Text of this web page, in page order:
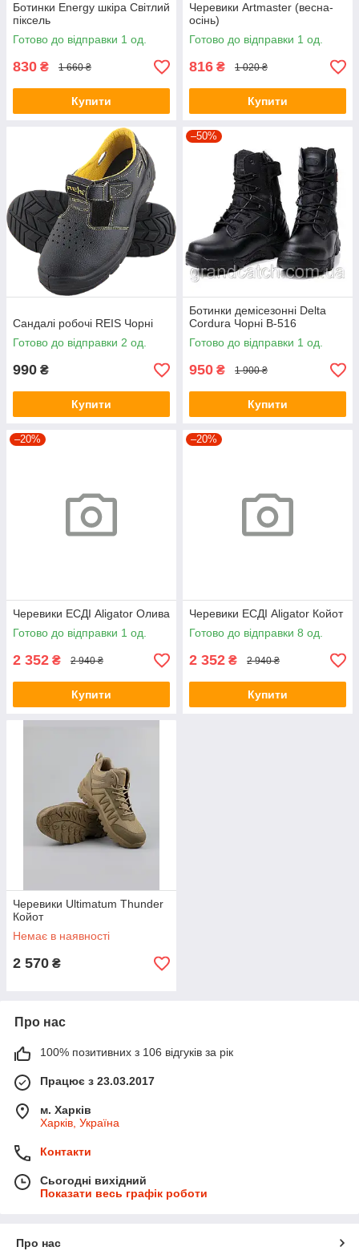
Ботинки Energy шкіра Світлий
піксель
Готово до відправки 1 од.
830 ₴ 1 660 ₴
Купити
Черевики Artmaster (весна-
осінь)
Готово до відправки 1 од.
816 ₴ 1 020 ₴
Купити
Сандалі робочі REIS Чорні
Готово до відправки 2 од.
990 ₴
Купити
–50%
Ботинки демісезонні Delta
Cordura Чорні B-516
Готово до відправки 1 од.
950 ₴ 1 900 ₴
Купити
–20%
Черевики ЕСДІ Aligator Олива
Готово до відправки 1 од.
2 352 ₴ 2 940 ₴
Купити
–20%
Черевики ЕСДІ Aligator Койот
Готово до відправки 8 од.
2 352 ₴ 2 940 ₴
Купити
Черевики Ultimatum Thunder
Койот
Немає в наявності
2 570 ₴
Про нас
100% позитивних з 106 відгуків за рік
Працює з 23.03.2017
м. Харків
Харків, Україна
Контакти
Сьогодні вихідний
Показати весь графік роботи
Про нас